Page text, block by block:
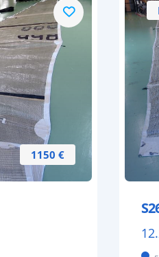
1150 €